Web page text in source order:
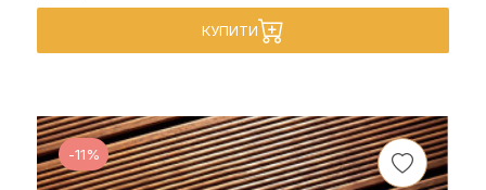
КУПИТИ
-11%